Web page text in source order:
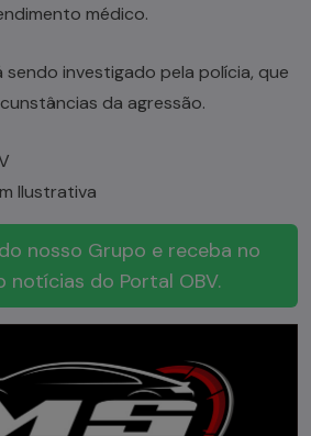
médico.
sendo investigado pela polícia, que
da agressão.
Ilustrativa
nosso Grupo e receba no
notícias do Portal OBV.